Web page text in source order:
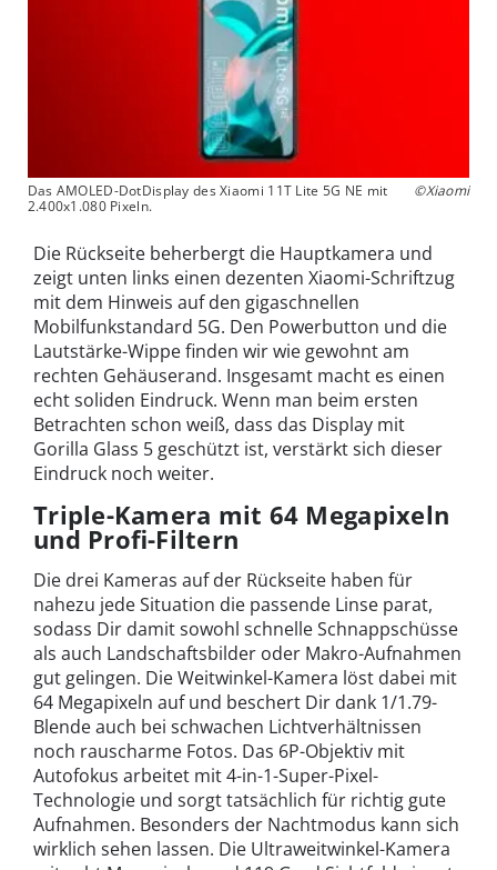
Das AMOLED-DotDisplay des Xiaomi 11T Lite 5G NE mit
2.400x1.080 Pixeln.
©Xiaomi
Die Rückseite beherbergt die Hauptkamera und
zeigt unten links einen dezenten Xiaomi-Schriftzug
mit dem Hinweis auf den gigaschnellen
Mobilfunkstandard 5G. Den Powerbutton und die
Lautstärke-Wippe finden wir wie gewohnt am
rechten Gehäuserand. Insgesamt macht es einen
echt soliden Eindruck. Wenn man beim ersten
Betrachten schon weiß, dass das Display mit
Gorilla Glass 5 geschützt ist, verstärkt sich dieser
Eindruck noch weiter.
Triple-Kamera mit 64 Megapixeln
und Profi-Filtern
Die drei Kameras auf der Rückseite haben für
nahezu jede Situation die passende Linse parat,
sodass Dir damit sowohl schnelle Schnappschüsse
als auch Landschaftsbilder oder Makro-Aufnahmen
gut gelingen. Die Weitwinkel-Kamera löst dabei mit
64 Megapixeln auf und beschert Dir dank 1/1.79-
Blende auch bei schwachen Lichtverhältnissen
noch rauscharme Fotos. Das 6P-Objektiv mit
Autofokus arbeitet mit 4-in-1-Super-Pixel-
Technologie und sorgt tatsächlich für richtig gute
Aufnahmen. Besonders der Nachtmodus kann sich
wirklich sehen lassen. Die Ultraweitwinkel-Kamera